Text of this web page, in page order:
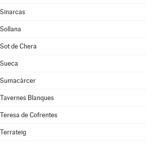
Sinarcas
Sollana
Sot de Chera
Sueca
Sumacàrcer
Tavernes Blanques
Teresa de Cofrentes
Terrateig